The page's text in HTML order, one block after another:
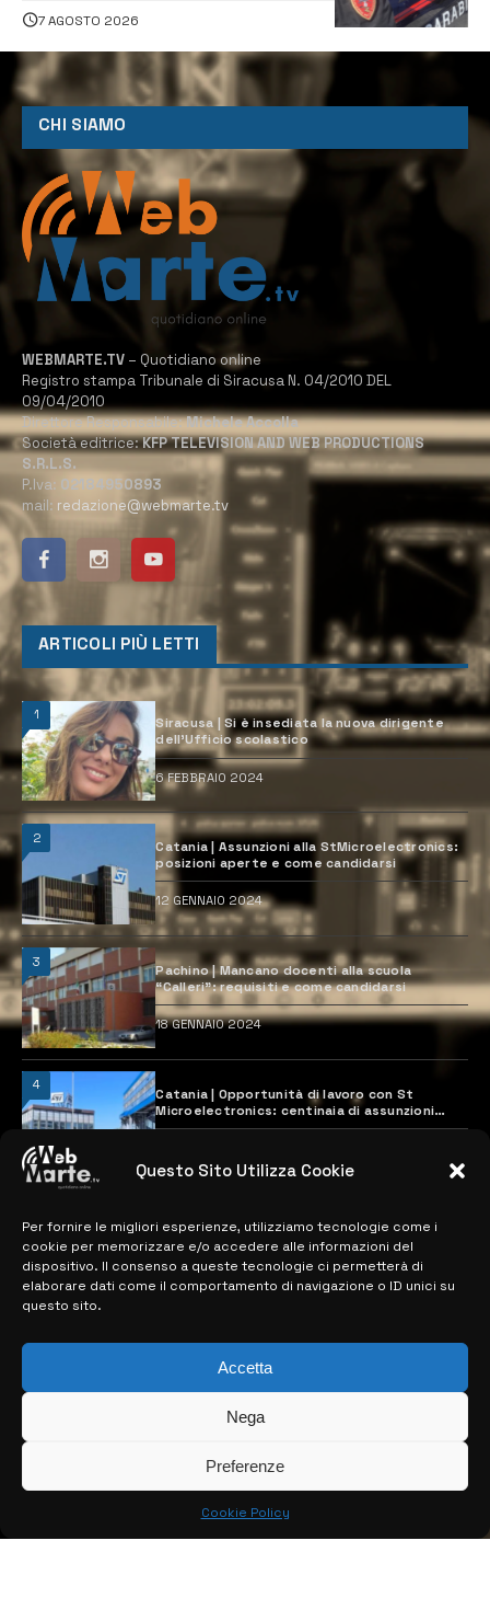
Questo Sito Utilizza Cookie
Per fornire le migliori esperienze, utilizziamo tecnologie come i
cookie per memorizzare e/o accedere alle informazioni del
dispositivo. Il consenso a queste tecnologie ci permetterà di
elaborare dati come il comportamento di navigazione o ID unici su
questo sito.
Accetta
Nega
Preferenze
Cookie Policy
7 AGOSTO 2026
CHI SIAMO
WEBMARTE.TV – Quotidiano online
Registro stampa Tribunale di Siracusa N. 04/2010 DEL
09/04/2010
Direttore Responsabile:Michele Accolla
Società editrice:KFP TELEVISION AND WEB PRODUCTIONS
S.R.L.S.
P.Iva: 02184950893
mail: redazione@webmarte.tv
ARTICOLI PIÙ LETTI
1
Siracusa | Si è insediata la nuova dirigente
dell’Ufficio scolastico
6 FEBBRAIO 2024
2
Catania | Assunzioni alla StMicroelectronics:
posizioni aperte e come candidarsi
12 GENNAIO 2024
3
Pachino | Mancano docenti alla scuola
“Calleri”: requisiti e come candidarsi
18 GENNAIO 2024
4
Catania | Opportunità di lavoro con St
Microelectronics: centinaia di assunzioni
previste
MAPPA DEL SITO
> NOTIZIE